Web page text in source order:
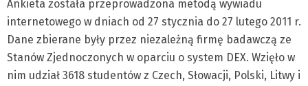
Ankieta została przeprowadzona metodą wywiadu
internetowego w dniach od 27 stycznia do 27 lutego 2011 r.
Dane zbierane były przez niezależną firmę badawczą ze
Stanów Zjednoczonych w oparciu o system DEX. Wzięło w
nim udział 3618 studentów z Czech, Słowacji, Polski, Litwy i